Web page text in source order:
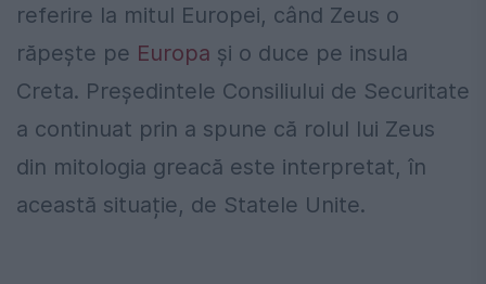
referire la mitul Europei, când Zeus o
răpeşte pe Europa şi o duce pe insula
Creta. Președintele Consiliului de Securitate
a continuat prin a spune că rolul lui Zeus
din mitologia greacă este interpretat, în
această situație, de Statele Unite.